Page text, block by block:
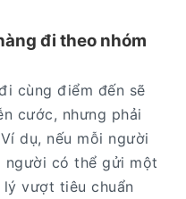
đi theo nhóm
cùng điểm đến sẽ
cước, nhưng phải
dụ, nếu mỗi người
người có thể gửi một
lý vượt tiêu chuẩn